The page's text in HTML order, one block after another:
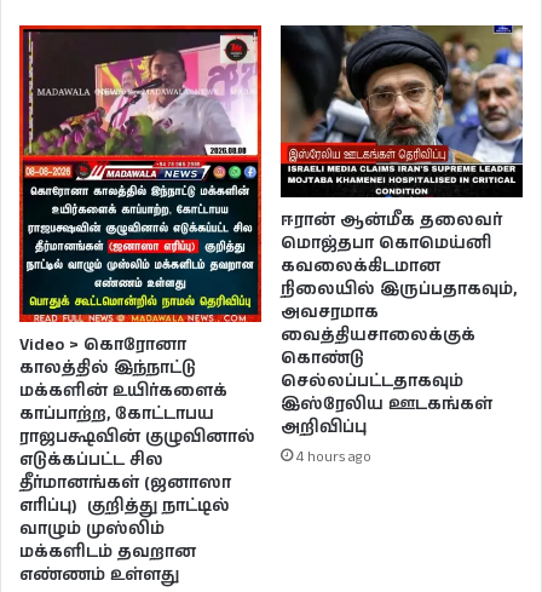
Video > கொரோனா
காலத்தில் இந்நாட்டு
மக்களின் உயிர்களைக்
காப்பாற்ற, கோட்டாபய
ராஜபக்ஷவின் குழுவினால்
எடுக்கப்பட்ட சில
தீர்மானங்கள் (ஜனாஸா
எரிப்பு) குறித்து நாட்டில்
வாழும் முஸ்லிம்
மக்களிடம் தவறான
எண்ணம் உள்ளது
ஈரான் ஆன்மீக தலைவர்
மொஜ்தபா கொமெய்னி
கவலைக்கிடமான
நிலையில் இருப்பதாகவும்,
அவசரமாக
வைத்தியசாலைக்குக்
கொண்டு
செல்லப்பட்டதாகவும்
இஸ்ரேலிய ஊடகங்கள்
அறிவிப்பு
4 hours ago